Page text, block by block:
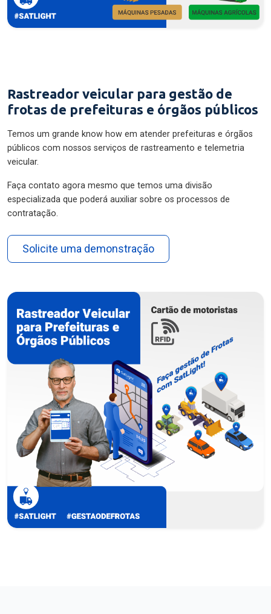
Rastreador veicular para gestão de
frotas de prefeituras e órgãos públicos
Temos um grande know how em atender prefeituras e órgãos
públicos com nossos serviços de rastreamento e telemetria
veicular.
Faça contato agora mesmo que temos uma divisão
especializada que poderá auxiliar sobre os processos de
contratação.
Solicite uma demonstração